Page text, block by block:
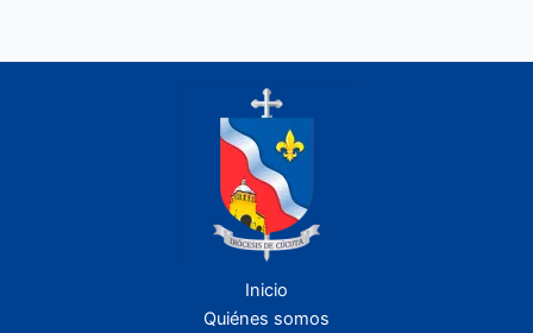
Inicio
Quiénes somos